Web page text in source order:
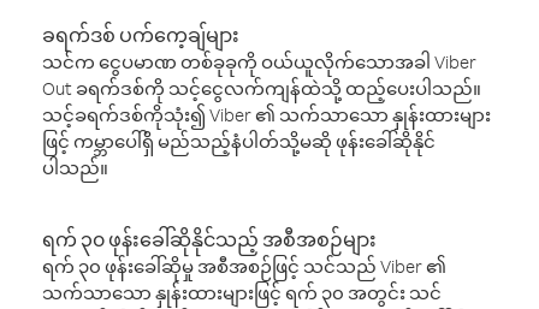
ခရက်ဒစ် ပက်ကေ့ချ်များ
သင်က ငွေပမာဏ တစ်ခုခုကို ဝယ်ယူလိုက်သောအခါ Viber
Out ခရက်ဒစ်ကို သင့်ငွေလက်ကျန်ထဲသို့ ထည့်ပေးပါသည်။
သင့်ခရက်ဒစ်ကိုသုံး၍ Viber ၏ သက်သာသော နှုန်းထားများ
ဖြင့် ကမ္ဘာပေါ်ရှိ မည်သည့်နံပါတ်သို့မဆို ဖုန်းခေါ်ဆိုနိုင်
ပါသည်။
ရက် ၃၀ ဖုန်းခေါ်ဆိုနိုင်သည့် အစီအစဉ်များ
ရက် ၃၀ ဖုန်းခေါ်ဆိုမှု အစီအစဉ်ဖြင့် သင်သည် Viber ၏
သက်သာသော နှုန်းထားများဖြင့် ရက် ၃၀ အတွင်း သင်